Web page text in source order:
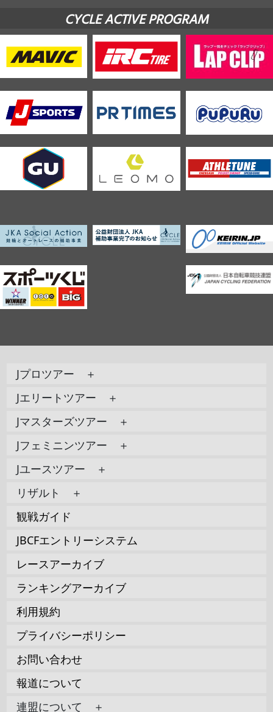
CYCLE ACTIVE PROGRAM
Jプロツアー ＋
Jエリートツアー ＋
Jマスターズツアー ＋
Jフェミニンツアー ＋
Jユースツアー ＋
リザルト ＋
観戦ガイド
JBCFエントリーシステム
レースアーカイブ
ランキングアーカイブ
利用規約
プライバシーポリシー
お問い合わせ
報道について
連盟について ＋